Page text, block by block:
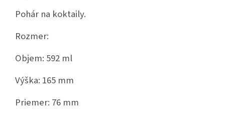
Pohár na koktaily.
Rozmer:
Objem: 592 ml
Výška: 165 mm
Priemer: 76 mm